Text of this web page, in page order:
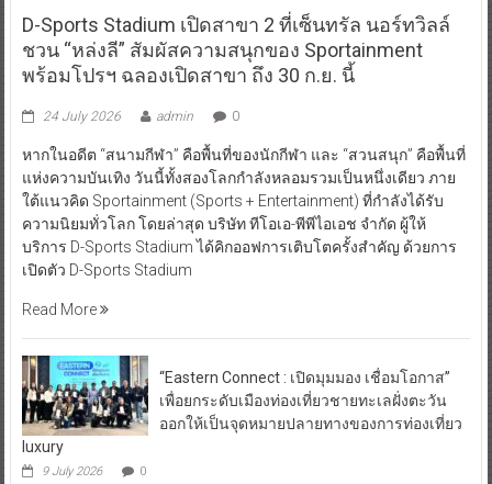
D-Sports Stadium เปิดสาขา 2 ที่เซ็นทรัล นอร์ทวิลล์
ชวน “หล่งลี” สัมผัสความสนุกของ Sportainment
พร้อมโปรฯ ฉลองเปิดสาขา ถึง 30 ก.ย. นี้
24 July 2026 admin 0
หากในอดีต “สนามกีฬา” คือพื้นที่ของนักกีฬา และ “สวนสนุก” คือพื้นที่
แห่งความบันเทิง วันนี้ทั้งสองโลกกำลังหลอมรวมเป็นหนึ่งเดียว ภาย
ใต้แนวคิด Sportainment (Sports + Entertainment) ที่กำลังได้รับ
ความนิยมทั่วโลก โดยล่าสุด บริษัท ทีโอเอ-พีพีไอเอช จำกัด ผู้ให้
บริการ D-Sports Stadium ได้คิกออฟการเติบโตครั้งสำคัญ ด้วยการ
เปิดตัว D-Sports Stadium
Read More
“Eastern Connect : เปิดมุมมอง เชื่อมโอกาส”
เพื่อยกระดับเมืองท่องเที่ยวชายทะเลฝั่งตะวัน
ออกให้เป็นจุดหมายปลายทางของการท่องเที่ยว
luxury
9 July 2026 0